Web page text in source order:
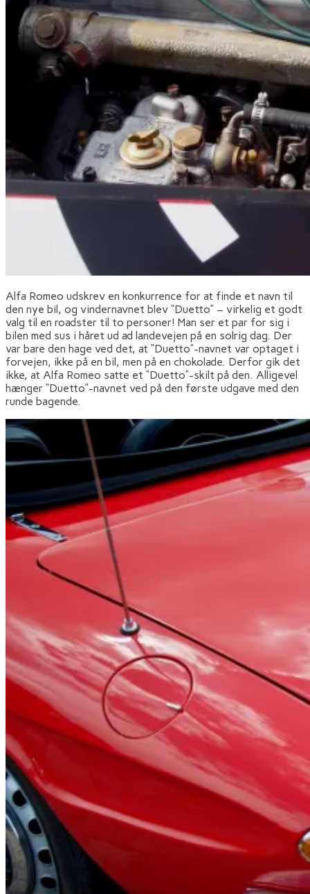
Alfa Romeo udskrev en konkurrence for at finde et navn til
den nye bil, og vindernavnet blev “Duetto” – virkelig et godt
valg til en roadster til to personer! Man ser et par for sig i
bilen med sus i håret ud ad landevejen på en solrig dag. Der
var bare den hage ved det, at “Duetto”-navnet var optaget i
forvejen, ikke på en bil, men på en chokolade. Derfor gik det
ikke, at Alfa Romeo satte et “Duetto”-skilt på den. Alligevel
hænger “Duetto”-navnet ved på den første udgave med den
runde bagende.